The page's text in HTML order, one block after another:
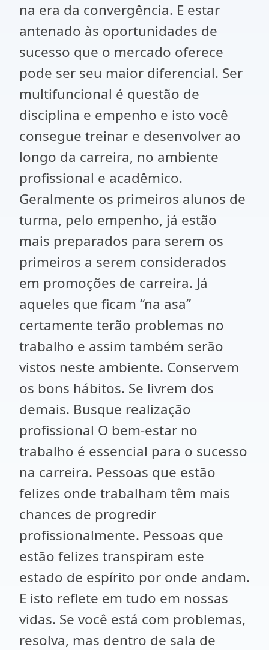
na era da convergência. E estar
antenado às oportunidades de
sucesso que o mercado oferece
pode ser seu maior diferencial. Ser
multifuncional é questão de
disciplina e empenho e isto você
consegue treinar e desenvolver ao
longo da carreira, no ambiente
profissional e acadêmico.
Geralmente os primeiros alunos de
turma, pelo empenho, já estão
mais preparados para serem os
primeiros a serem considerados
em promoções de carreira. Já
aqueles que ficam “na asa”
certamente terão problemas no
trabalho e assim também serão
vistos neste ambiente. Conservem
os bons hábitos. Se livrem dos
demais. Busque realização
profissional O bem-estar no
trabalho é essencial para o sucesso
na carreira. Pessoas que estão
felizes onde trabalham têm mais
chances de progredir
profissionalmente. Pessoas que
estão felizes transpiram este
estado de espírito por onde andam.
E isto reflete em tudo em nossas
vidas. Se você está com problemas,
resolva, mas dentro de sala de